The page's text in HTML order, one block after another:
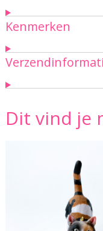
Kenmerken
Dit vind je